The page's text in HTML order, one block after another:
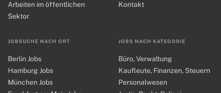
Arbeiten im öffentlichen
Sektor
JOBSUCHE NACH ORT
Berlin Jobs
Hamburg Jobs
München Jobs
JOBS NACH KATEGORIE
Büro, Verwaltung
Kaufleute, Finanzen, Steuern
Personalwesen
Kontakt